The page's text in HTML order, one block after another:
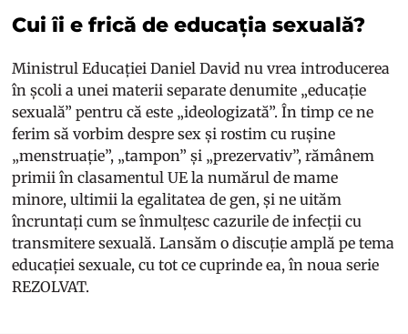
Cui îi e frică de educația sexuală?
Ministrul Educației Daniel David nu vrea introducerea
în școli a unei materii separate denumite „educație
sexuală” pentru că este „ideologizată”. În timp ce ne
ferim să vorbim despre sex și rostim cu rușine
„menstruație”, „tampon” și „prezervativ”, rămânem
primii în clasamentul UE la numărul de mame
minore, ultimii la egalitatea de gen, și ne uităm
încruntați cum se înmulțesc cazurile de infecții cu
transmitere sexuală. Lansăm o discuție amplă pe tema
educației sexuale, cu tot ce cuprinde ea, în noua serie
REZOLVAT.